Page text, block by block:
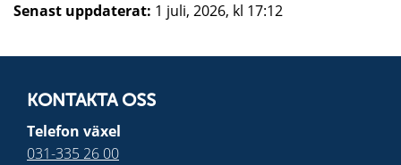
Senast uppdaterat: 1 juli, 2026, kl 17:12
KONTAKTA OSS
Telefon växel
031-335 26 00